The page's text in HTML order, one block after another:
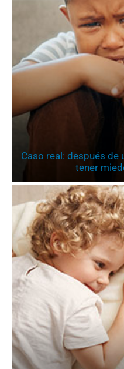
Caso real: después
tener